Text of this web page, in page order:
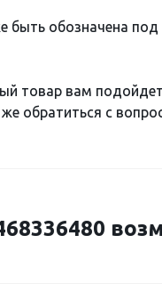
быть обозначена
товар вам
обратиться с